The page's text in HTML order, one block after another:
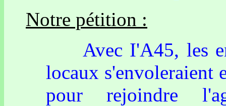
Notre pétition :
Avec I'A45, les
locaux s'envoleraient
pour rejoindre